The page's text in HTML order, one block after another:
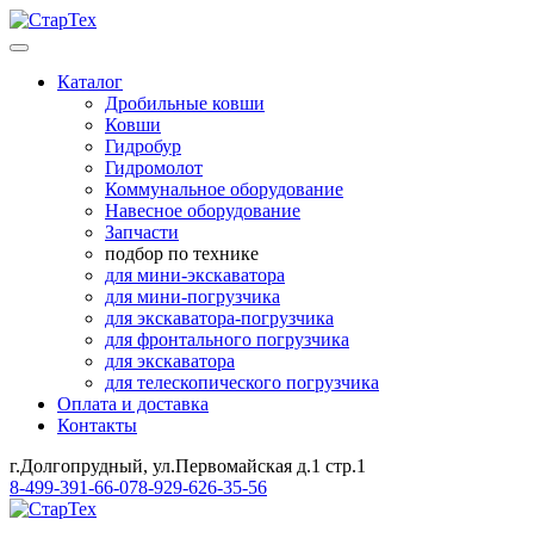
Каталог
Дробильные ковши
Ковши
Гидробур
Гидромолот
Коммунальное оборудование
Навесное оборудование
Запчасти
подбор по технике
для мини-экскаватора
для мини-погрузчика
для экскаватора-погрузчика
для фронтального погрузчика
для экскаватора
для телескопического погрузчика
Оплата и доставка
Контакты
г.Долгопрудный, ул.Первомайская д.1 стр.1
8-499-391-66-078-929-626-35-56